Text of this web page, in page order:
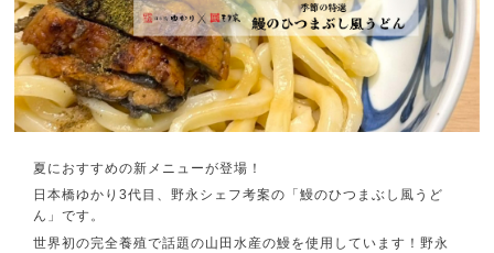
夏におすすめの新メニューが登場！
日本橋ゆかり3代目、野永シェフ考案の「鰻のひつまぶし風うど
ん」です。
世界初の完全養殖で話題の山田水産の鰻を使用しています！野永